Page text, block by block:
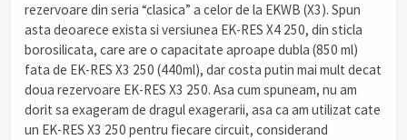
rezervoare din seria “clasica” a celor de la EKWB (X3). Spun
asta deoarece exista si versiunea EK-RES X4 250, din sticla
borosilicata, care are o capacitate aproape dubla (850 ml)
fata de EK-RES X3 250 (440ml), dar costa putin mai mult decat
doua rezervoare EK-RES X3 250. Asa cum spuneam, nu am
dorit sa exageram de dragul exagerarii, asa ca am utilizat cate
un EK-RES X3 250 pentru fiecare circuit, considerand